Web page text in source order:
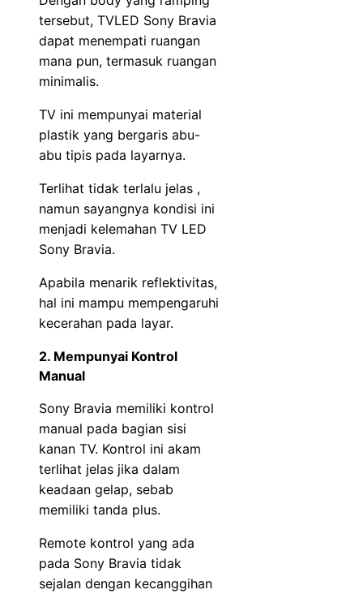
tersebut, TVLED Sony Bravia
dapat menempati ruangan
mana pun, termasuk ruangan
minimalis.
TV ini mempunyai material
plastik yang bergaris abu-
abu tipis pada layarnya.
Terlihat tidak terlalu jelas ,
namun sayangnya kondisi ini
menjadi kelemahan TV LED
Sony Bravia.
Apabila menarik reflektivitas,
hal ini mampu mempengaruhi
kecerahan pada layar.
2. Mempunyai Kontrol
Manual
Sony Bravia memiliki kontrol
manual pada bagian sisi
kanan TV. Kontrol ini akam
terlihat jelas jika dalam
keadaan gelap, sebab
memiliki tanda plus.
Remote kontrol yang ada
pada Sony Bravia tidak
sejalan dengan kecanggihan